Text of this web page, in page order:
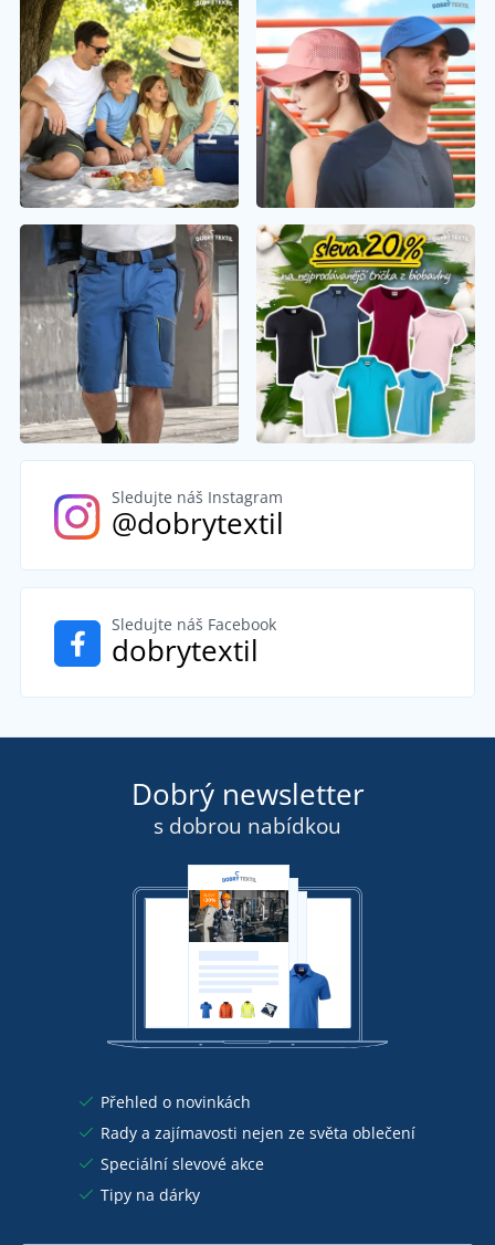
Sledujte náš Instagram
@dobrytextil
Sledujte náš Facebook
dobrytextil
Dobrý newsletter
s dobrou nabídkou
Přehled o novinkách
Rady a zajímavosti nejen ze světa oblečení
Speciální slevové akce
Tipy na dárky